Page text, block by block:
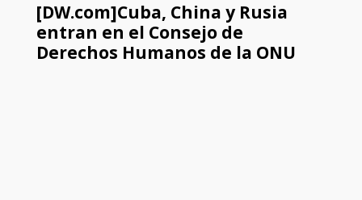
[DW.com]Cuba, China y Rusia
entran en el Consejo de
Derechos Humanos de la ONU